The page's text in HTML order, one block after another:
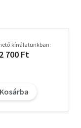
kínálatunkban:
2 700 Ft
Kosárba